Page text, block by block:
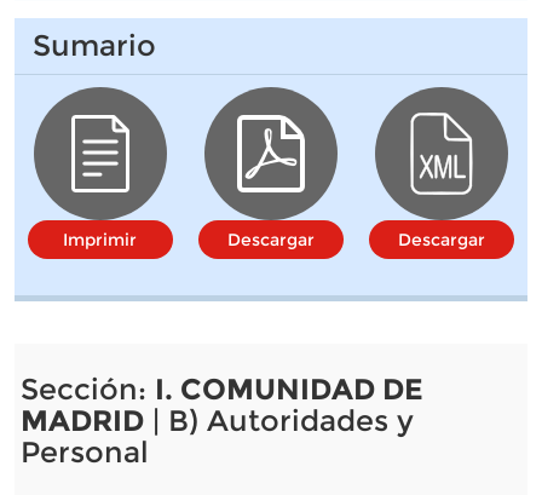
Sumario
Imprimir Descargar Descargar
Sección: I. COMUNIDAD DE
MADRID| B) Autoridades y
Personal